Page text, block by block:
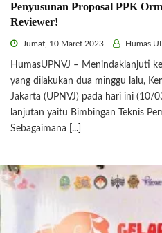
Penyusunan Proposal PPK
Reviewer!
Jumat, 10 Maret 2023 Humas
HumasUPNVJ – Menindaklanjuti
yang dilakukan dua minggu lalu,
Jakarta (UPNVJ) pada hari ini (10/
lanjutan yaitu Bimbingan Teknis
Sebagaimana
[...]